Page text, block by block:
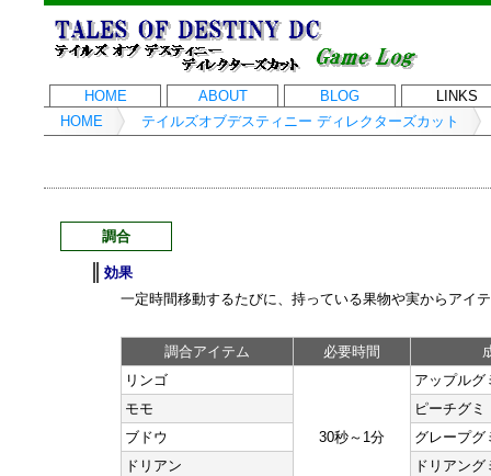
HOME ABOUT BLOG
LINKS
HOME
テイルズオブデスティニー ディレクターズカット
調合
効果
一定時間移動するたびに、持っている果物や実からアイ
調合アイテム 必要時間
リンゴ
30秒～1分
アップルグ
モモ
ピーチグミ
ブドウ
グレープグ
ドリアン
ドリアング